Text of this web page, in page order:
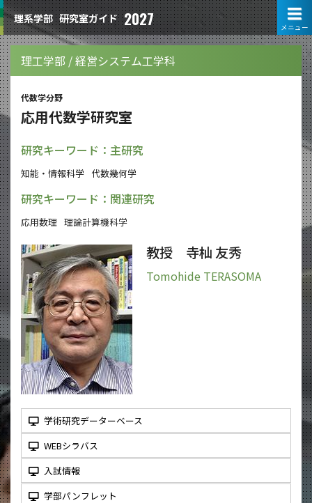
理系学部 研究室ガイド 2027
理工学部 / 経営システム工学科
代数学分野
応用代数学研究室
研究キーワード：主研究
知能・情報科学 代数幾何学
研究キーワード：関連研究
応用数理 理論計算機科学
教授 寺杣 友秀
Tomohide TERASOMA
学術研究データーベース
WEBシラバス
入試情報
学部パンフレット
メニュー